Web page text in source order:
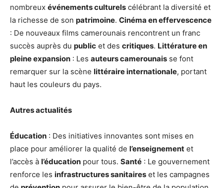
nombreux événements culturels célébrant la diversité et
la richesse de son patrimoine. Cinéma en effervescence
: De nouveaux films camerounais rencontrent un franc
succès auprès du public et des critiques. Littérature en
pleine expansion : Les auteurs camerounais se font
remarquer sur la scène littéraire internationale, portant
haut les couleurs du pays.
Autres actualités
Éducation : Des initiatives innovantes sont mises en
place pour améliorer la qualité de l’enseignement et
l’accès à l’éducation pour tous. Santé : Le gouvernement
renforce les infrastructures sanitaires et les campagnes